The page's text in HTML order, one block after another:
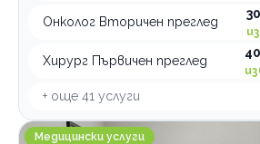
Онколог Вторичен преглед
Хирург Първичен преглед
+ още 41 услуги
Индивидуални ортопедични
Медицински услуги